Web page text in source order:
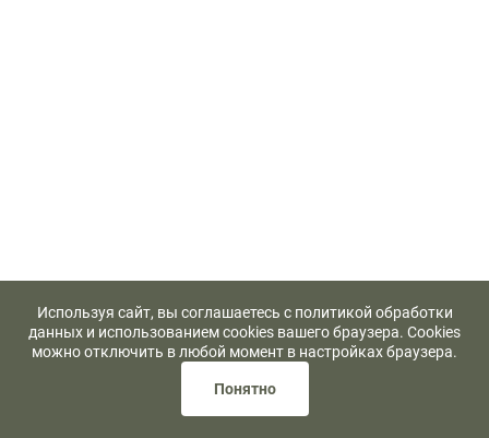
Используя сайт, вы соглашаетесь с политикой обработки
данных и использованием cookies вашего браузера. Cookies
можно отключить в любой момент в настройках браузера.
Понятно